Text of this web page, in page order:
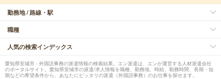
勤務地 / 路線・駅
職種
人気の検索インデックス
愛知県安城市 - 外国語事務の派遣情報の検索結果。エン派遣は、エンが運営する人材派遣会社
のポータルサイト。愛知県安城市の派遣/求人情報を職種、勤務地、時給、勤務時間、長期・短
期などの希望条件から、あなたにピッタリの派遣（外国語事務）のお仕事を探せます。